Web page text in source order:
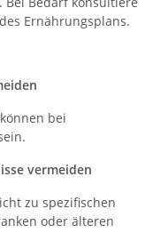
Ernährungsplans.
bei
vermeiden
zu spezifischen
oder älteren